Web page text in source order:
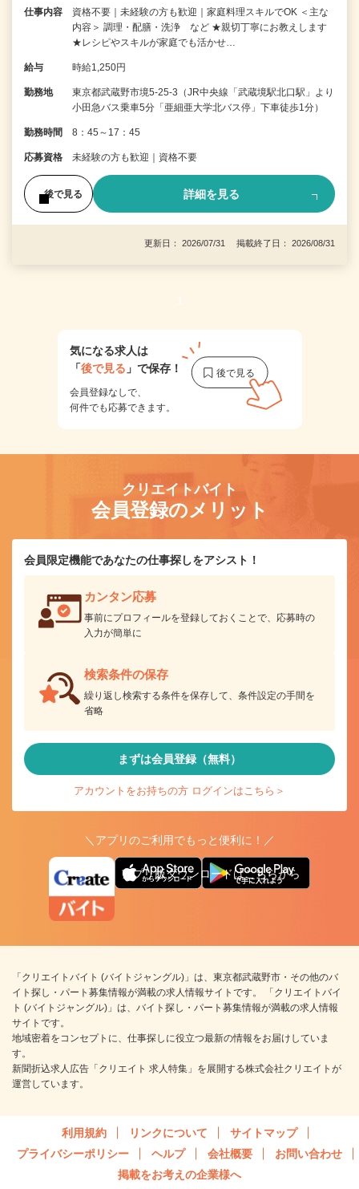
仕事内容
資格不要｜未経験の方も歓迎｜家庭料理スキルでOK ＜主な
内容＞ 調理・配膳・洗浄 など ★親切丁寧にお教えします
★レシピやスキルが家庭でも活かせ…
給与 時給1,250円
勤務地
東京都武蔵野市境5-25-3（JR中央線「武蔵境駅北口駅」より
小田急バス乗車5分「亜細亜大学北バス停」下車徒歩1分）
勤務時間 8：45～17：45
応募資格 未経験の方も歓迎｜資格不要
後で見る 詳細を見る
更新日： 2026/07/31 掲載終了日： 2026/08/31
1
気になる求人は
「後で見る 」で保存！
会員登録なしで、
何件でも応募できます。
クリエイトバイト
会員登録のメリット
会員限定機能であなたの仕事探しをアシスト！
カンタン応募
事前にプロフィールを登録しておくことで、応募時の
入力が簡単に
検索条件の保存
繰り返し検索する条件を保存して、条件設定の手間を
省略
まずは会員登録（無料）
アカウントをお持ちの方 ログインはこちら＞
＼アプリのご利用でもっと便利に！／
アプリ版ダウンロードはこちらから
「クリエイトバイト (バイトジャングル)」は、東京都武蔵野市・その他のバ
イト探し・パート募集情報が満載の求人情報サイトです。 「クリエイトバイ
ト (バイトジャングル)」は、バイト探し・パート募集情報が満載の求人情報
サイトです。
地域密着をコンセプトに、仕事探しに役立つ最新の情報をお届けしていま
す。
新聞折込求人広告「クリエイト 求人特集」を展開する株式会社クリエイトが
運営しています。
利用規約 リンクについて
サイトマップ
プライバシーポリシー
ヘルプ 会社概要
お問い合わせ
掲載をお考えの企業様へ